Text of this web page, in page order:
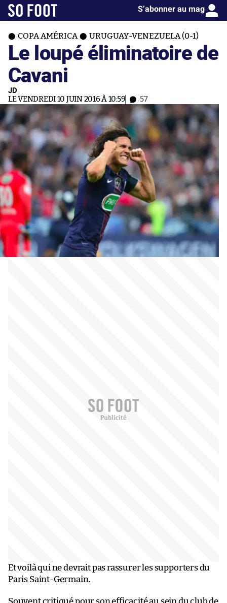
S’abonner au mag
COPA AMÉRICA URUGUAY-VENEZUELA (0-1)
Le loupé éliminatoire de
Cavani
JD
LE VENDREDI 10 JUIN 2016 À 10:59 57
Et voilà qui ne devrait pas rassurer les supporters du
Paris Saint-Germain.
Souvent critiqué pour son efficacité au sein du club de